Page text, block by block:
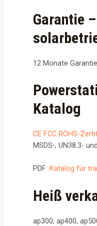
Garantie
12 Monate
Katalog
CE FCC ROHS-
MSDS-, UN38.3-
PDF: Katalog für
Heiß
ap300, ap400,